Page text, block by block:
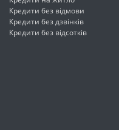
Кредити без відмови
Кредити без дзвінків
Кредити без відсотків